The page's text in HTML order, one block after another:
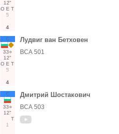
12"
О Е Т
5
4
С
33○
12"
О Е Т
5
4
Лудвиг ван Бетховен
ВСА 501
С
33○
12"
Т
1
Дмитрий Шостакович
ВСА 503